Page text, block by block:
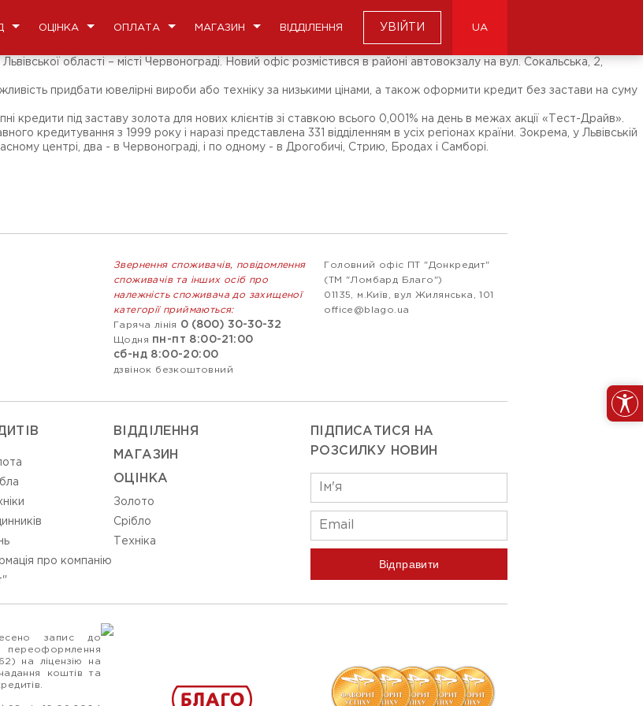
ОЦІНКА ОПЛАТА МАГАЗИН ВІДДІЛЕННЯ УВІЙТИ UA
області – місті Червонограді. Новий офіс розмістився в районі автовокзалу на вул. Сокальська, 2,
придбати ювелірні вироби або техніку за низькими цінами, а також оформити кредит без застави на суму
під заставу золота для нових клієнтів зі ставкою всього 0,001% на день в межах акції «Тест-Драйв».
кредитування з 1999 року і наразі представлена 331 відділенням в усіх регіонах країни. Зокрема, у Львівській
центрі, два - в Червонограді, і по одному - в Дрогобичі, Стрию, Бродах і Самборі.
Звернення споживачів, повідомлення
споживачів та інших осіб про
належність споживача до захищеної
категорії приймаються:
Гаряча лінія
0 (800) 30-30-32
Щодня пн-пт 8:00-21:00
сб-нд 8:00-20:00
дзвінок безкоштовний
Головний офіс ПТ "Донкредит"
(ТМ "Ломбард Благо")
01135, м.Київ, вул Жилянська, 101
office@blago.ua
про компанію
ВIДДIЛЕННЯ
МАГАЗИН
ОЦIНКА
Золото
Срiбло
Технiка
ПІДПИСАТИСЯ НА
РОЗСИЛКУ НОВИН
Відправити
запис до
на ліцензію на
коштів та